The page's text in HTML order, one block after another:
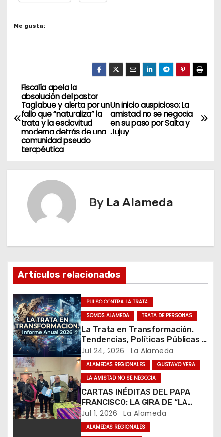
Me gusta:
N
a
v
e
g
n
d
e
e
n
t
r
a
Un inicio auspicioso: La
amistad no se negocia
en su paso por Salta y
Jujuy
Fiscalía apela la
absolución del pastor
Tagliabue y alerta por un
fallo que “naturaliza” la
trata y la esclavitud
moderna detrás de una
comunidad pseudo
terapéutica
By La Alameda
Artículos relacionados
PULSO CONTRA LA TRATA
SOMOS ALAMEDA
TRATA DE PERSONAS
La Trata en Transformación.
Tendencias, Políticas Públicas y
Nuevos Desafíos. Argentina y el
Mundo – Julio 2026
Jul 24, 2026 La Alameda
ALAMEDAS REGIONALES
GUSTAVO VERA
LA AMISTAD NO SE NEGOCIA
CARTAS INÉDITAS DEL PAPA
FRANCISCO: LA GIRA DE “LA
AMISTAD NO SE NEGOCIA” YA
RECORRIÓ LA MITAD DEL PAÍS Y
RECOGE UN FUERTE RESPALDO
Jul 1, 2026 La Alameda
ALAMEDAS REGIONALES